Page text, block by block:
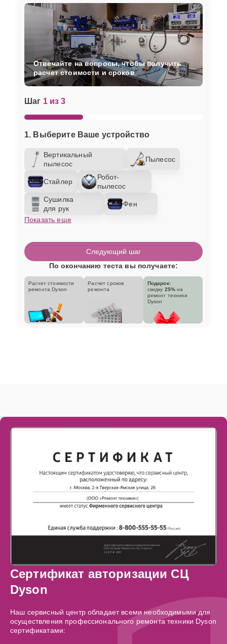
Шаг 1 из 3
1. Выберите Ваше устройство
Вертикальный
пылесос
Пылесос
Стайлер
Робот-
пылесос
Сушилка
для рук
Фен
Показать еще
Отвечайте на вопросы, чтобы получить
расчет стоимости и сроков
Следующий шаг
По окончанию теста вы получаете:
Расчет стоимости
ремонта Dyson
Расчет сроков
ремонта
Подарок:
скидку 25% на
ремонт техники
Dyson
Сертификат авторизации СЦ
Dyson
Наш сервисный центр обладает всеми необходимыми для
осуществления профессионального ремонта техники Dyson
сертификатами: